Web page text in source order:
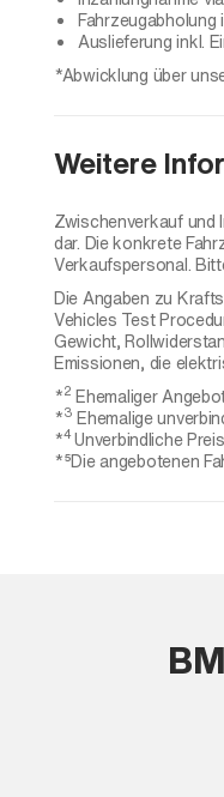
Fahrzeugabholung
Auslieferung inkl.
*Abwicklung über
Weitere
Zwischenverkauf und
dar. Die konkrete
Verkaufspersonal.
Die Angaben zu
Vehicles Test
Gewicht,
Emissionen, die
*2 Ehemaliger
*3 Ehemalige
*4Unverbindliche
*⁵Die angebotenen